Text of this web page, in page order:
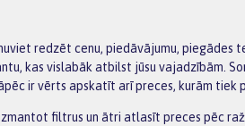
redzēt cenu, piedāvājumu,
kas vislabāk atbilst jūsu vajadzībām.
ir vērts apskatīt arī preces, kurām
filtrus un ātri atlasīt preces pēc